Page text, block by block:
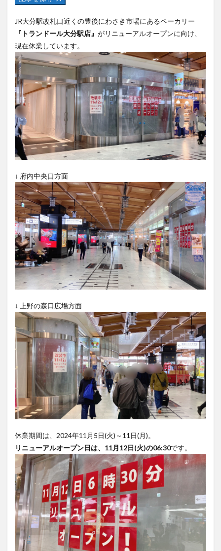
JR大分駅改札口近くの豊後にわさき市場にあるベーカリー
『トランドール大分駅店』がリニューアルオープンに向け、
現在休業しています。
↓ 府内中央口方面
↓ 上野の森口広場方面
休業期間は、2024年11月5日(火)～11日(月)。
リニューアルオープン日は、11月12日(火)の06:30
ホーバークラフト
ラバーダック
ランチ ラーメン
リニューアル
リンクスクエア
レトロ
レンタサイクル
中央町
中津市
佐伯市
佐伯市ランチ 佐賀関
体験レポ
保護猫
催事 公園 冬 初詣
別府
別府市
別府観光 古国府 古墳
古物
台湾料理 和定食 和菓子
和食
地獄めぐり 城島高原パーク
壁画
夏祭り
外貨両替機
大分みなと祭り
大分グルメ
大分スイーツ
大分ランチ
大分県
大分県立美術館 大分空港
大分駅
大分駅近く
大神ファーム
大谷翔平選手
姫島村
子ども教室 子ども服
子育て
宇佐市
居酒屋 屋台
平和市民公園能楽堂
庄内町カフェ
府内 投票 挾間町
新幹線
新店
日出 日出町 日田市
昆虫食
明豊
期間限定
杵築市
海開き 温泉
湯布院
玖珠郡
由布市 由布院 甲子園
石仏
磨崖仏
祝祭の広場 神社 祭り
秋
移転
竹田 竹田市 竹田市ディナー
紅葉
絵本
自動販売機 自転車 臼杵市
舞台
芋
花 花火 茶碗蒸し 蕎麦
虹
衆議院選挙
複合公共施設 観光
観光スポット
話題
豊後大野 豊後大野市
豊後高田市
買い物
車 農業文化公園
道の駅
鉄道ジオラマ
閉店 閉院 開店
開店閉店まとめ
開院 韓国
韓国料理
音楽
飛行機 飲み物 高崎山 鰻
検索